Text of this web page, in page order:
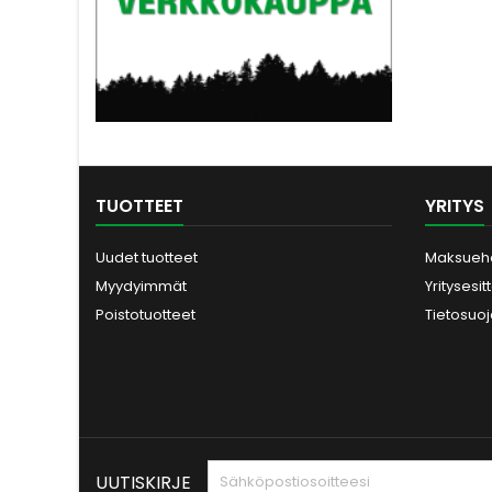
kuvassa näkyviä
TUOTTEET
Uudet tuotteet
Myydyimmät
Poistotuotteet
YRITYS
UUTISKIRJE